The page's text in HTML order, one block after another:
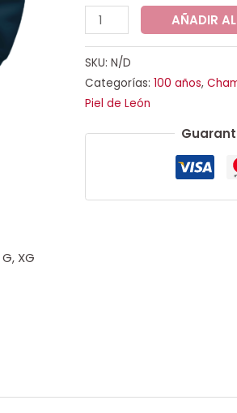
AÑADIR
SKU: N/D
Categorías: 100 años,
Piel de León
XG